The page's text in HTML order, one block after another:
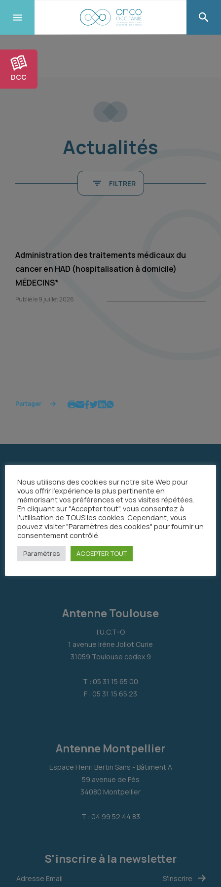
DCC
Actualités
FILTRER
Administration des traitements médicaux du
cancer en HAD (hospitalisation à domicile)
MÉDECINS*
Publié le 9 juillet 2026
Partager
Antenne Toulouse
I.U.C.T-O
1 avenue Irène Joliot Curie
31059 Toulouse cedex 9
T : 05 31 15 65 00
F : 05 31 15 65 23
Antenne Montpellier
Espace Henri Bertin Sans - Bâtiment A
59 avenue de Fès
34080 Montpellier
T : 04 99 52 44 83
S'inscrire à la newsletter
Nous utilisons des cookies sur notre site Web pour
vous offrir l'expérience la plus pertinente en
mémorisant vos préférences et vos visites répétées.
En cliquant sur "Accepter tout", vous consentez à
l'utilisation de TOUS les cookies. Cependant, vous
pouvez visiter "Paramètres des cookies" pour fournir un
consentement contrôlé.
Paramètres ACCEPTER TOUT